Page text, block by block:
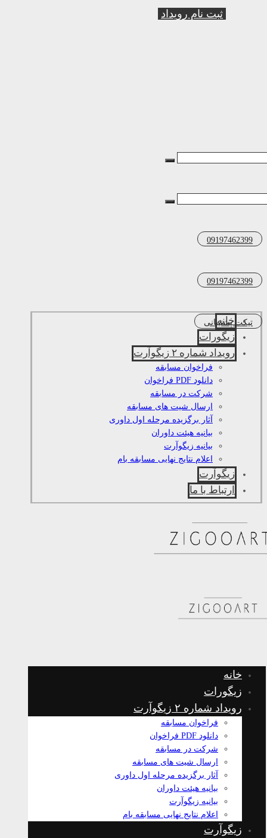
ثبت نام رویداد
09197462399
09197462399
تیکت پشتیبانی
خانه
زیگورات
رویداد شماره ۲ زیگوآرت
فراخوان مسابقه
دانلود PDF فراخوان
شرکت در مسابقه
ارسال شیت های مسابقه
آثار برگزیده مرحله اول داوری
بیانیه هیئت داوران
بیانیه زیگوآرت
اعلام نتایج نهایی مسابقه بام
زیگوآرت
ارتباط با ما
خانه
زیگورات
رویداد شماره ۲ زیگوآرت
فراخوان مسابقه
دانلود PDF فراخوان
شرکت در مسابقه
ارسال شیت های مسابقه
آثار برگزیده مرحله اول داوری
بیانیه هیئت داوران
بیانیه زیگوآرت
اعلام نتایج نهایی مسابقه بام
زیگوآرت